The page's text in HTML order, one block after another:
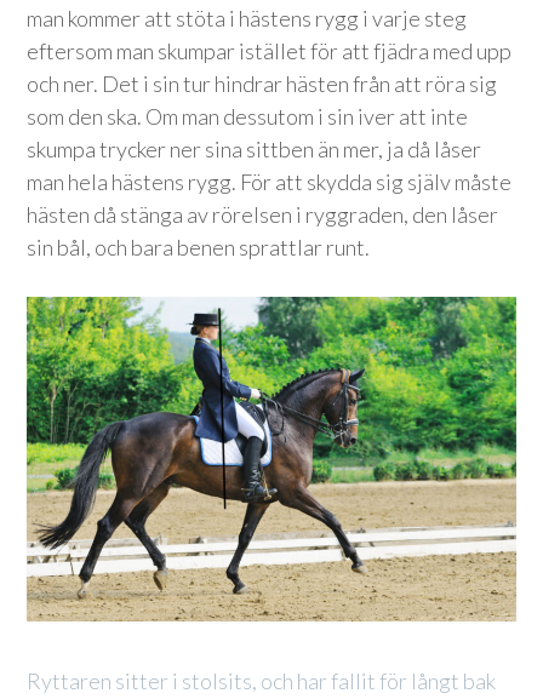
man kommer att stöta i hästens rygg i varje steg
eftersom man skumpar istället för att fjädra med upp
och ner. Det i sin tur hindrar hästen från att röra sig
som den ska. Om man dessutom i sin iver att inte
skumpa trycker ner sina sittben än mer, ja då låser
man hela hästens rygg. För att skydda sig själv måste
hästen då stänga av rörelsen i ryggraden, den låser
sin bål, och bara benen sprattlar runt.
Ryttaren sitter i stolsits, och har fallit för långt bak